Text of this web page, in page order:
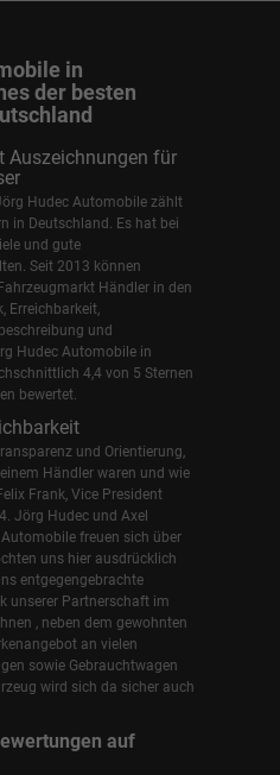
in
der besten
Auszeichnungen für
Hudec Automobile zählt
in Deutschland. Es hat bei
und gute
Seit 2013 können
Händler in den
Erreichbarkeit,
und
Hudec Automobile in
4,4 von 5 Sternen
bewertet.
und Orientierung,
Händler waren und wie
Frank, Vice President
Jörg Hudec und Axel
freuen sich über
uns hier ausdrücklich
entgegengebrachte
unserer Partnerschaft im
, neben dem gewohnten
an vielen
sowie Gebrauchtwagen
wird sich da sicher auch
auf